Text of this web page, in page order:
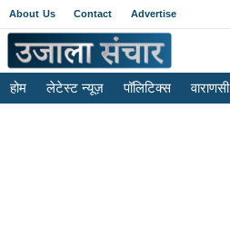
About Us Contact Advertise
होम लेटेस्ट न्यूज़ पॉलिटिक्स वाराणसी